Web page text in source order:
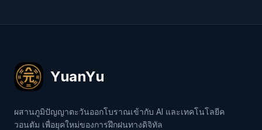
YuanYu
ผสานภูมิปัญญาตะวันออกโบราณเข้ากับ AI และเทคโนโลยีค
วอนตัม เพื่อยุคใหม่ของการฝึกฝนทางดิจิทัล